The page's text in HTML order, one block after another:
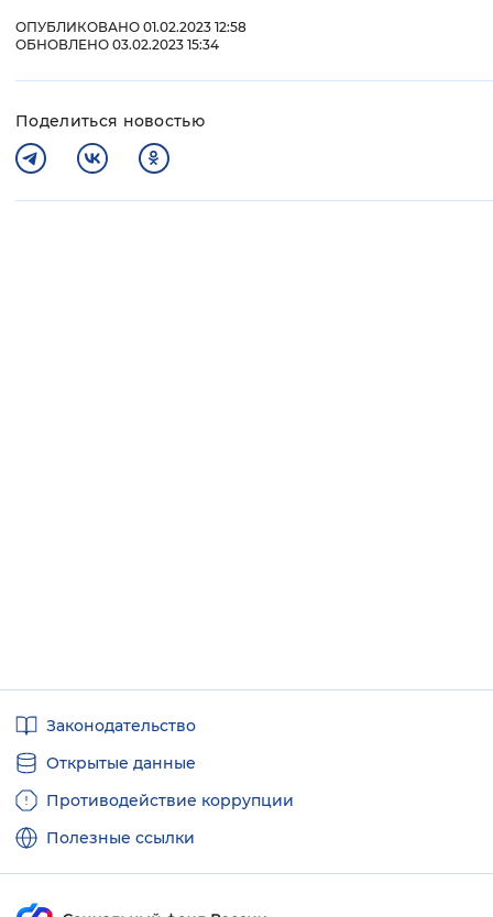
ОПУБЛИКОВАНО 01.02.2023 12:58
ОБНОВЛЕНО 03.02.2023 15:34
Поделиться новостью
ссылкиЗаконодательство
Открытые данные
Противодействие коррупции
Полезные ссылки